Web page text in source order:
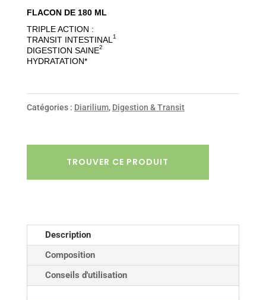
FLACON DE 180 ML
TRIPLE ACTION :
TRANSIT INTESTINAL1
DIGESTION SAINE2
HYDRATATION*
Catégories : Diarilium, Digestion & Transit
TROUVER CE PRODUIT
Description
Composition
Conseils d'utilisation